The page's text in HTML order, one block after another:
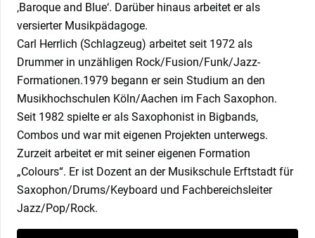
‚Baroque and Blue‘. Darüber hinaus arbeitet er als
versierter Musikpädagoge.
Carl Herrlich (Schlagzeug) arbeitet seit 1972 als
Drummer in unzähligen Rock/Fusion/Funk/Jazz-
Formationen.1979 begann er sein Studium an den
Musikhochschulen Köln/Aachen im Fach Saxophon.
Seit 1982 spielte er als Saxophonist in Bigbands,
Combos und war mit eigenen Projekten unterwegs.
Zurzeit arbeitet er mit seiner eigenen Formation
„Colours“. Er ist Dozent an der Musikschule Erftstadt für
Saxophon/Drums/Keyboard und Fachbereichsleiter
Jazz/Pop/Rock.